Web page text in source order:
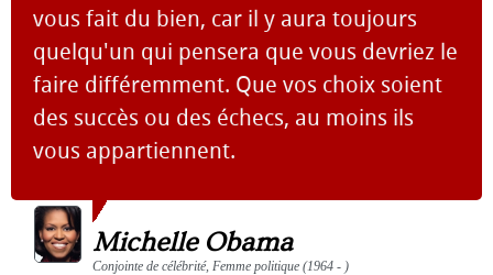
vous fait du bien, car il y aura toujours
quelqu'un qui pensera que vous devriez le
faire différemment. Que vos choix soient
des succès ou des échecs, au moins ils
vous appartiennent.
Michelle Obama
Conjointe de célébrité, Femme politique (1964 - )